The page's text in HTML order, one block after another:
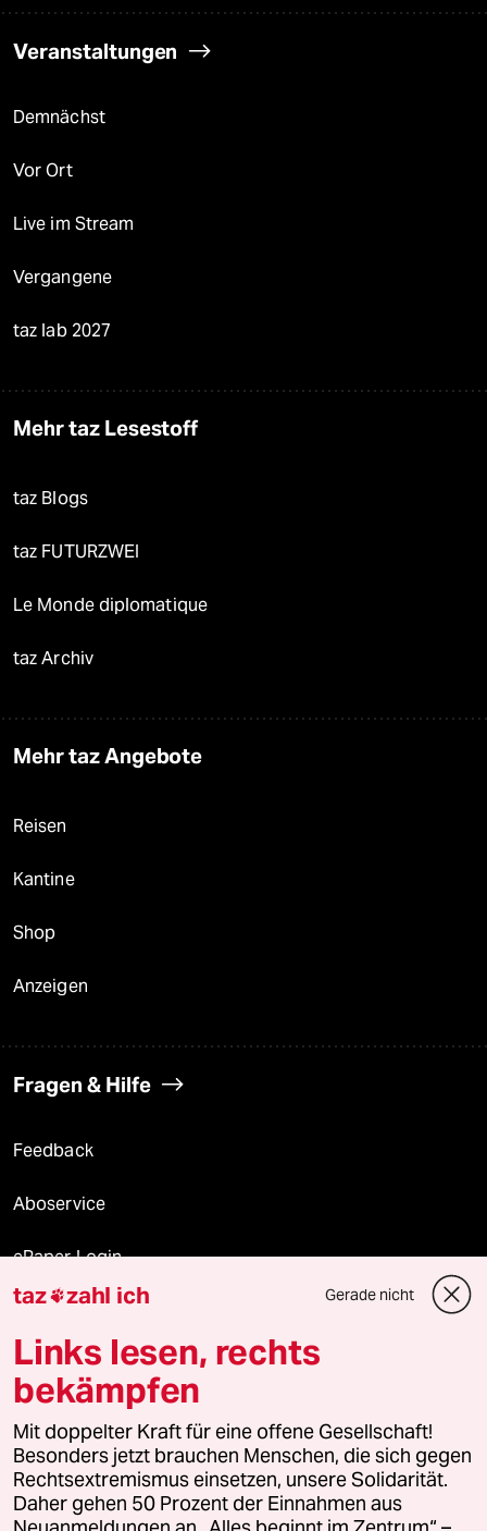
Veranstaltungen
Demnächst
Vor Ort
Live im Stream
Vergangene
taz lab 2027
Mehr taz Lesestoff
taz Blogs
taz FUTURZWEI
Le Monde diplomatique
taz Archiv
Mehr taz Angebote
Reisen
Kantine
Shop
Anzeigen
Fragen & Hilfe
Feedback
Aboservice
ePaper Login
Downloads für Abonnierende
© 2026 taz Verlags und Vertriebs GmbH
Alle Rechte vorbehalten. Bei rechtlichen Fragen oder für Genehmigungen
wenden Sie sich bitte an lizenzen@taz.de
Feedback Redaktionsstatut Kommune-Richtlinien
taz zahl ich Gerade nicht
Links lesen, rechts
bekämpfen
Mit doppelter Kraft für eine offene Gesellschaft!
Besonders jetzt brauchen Menschen, die sich gegen
Rechtsextremismus einsetzen, unsere Solidarität.
Daher gehen 50 Prozent der Einnahmen aus